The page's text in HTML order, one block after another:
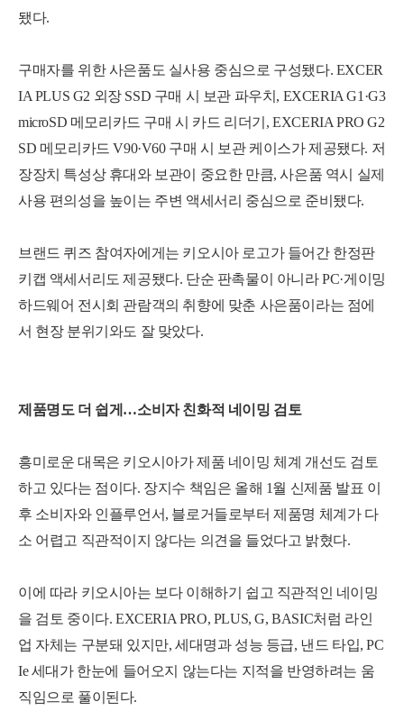
됐다.
구매자를 위한 사은품도 실사용 중심으로 구성됐다. EXCER
IA PLUS G2 외장 SSD 구매 시 보관 파우치, EXCERIA G1·G3
microSD 메모리카드 구매 시 카드 리더기, EXCERIA PRO G2
SD 메모리카드 V90·V60 구매 시 보관 케이스가 제공됐다. 저
장장치 특성상 휴대와 보관이 중요한 만큼, 사은품 역시 실제
사용 편의성을 높이는 주변 액세서리 중심으로 준비됐다.
브랜드 퀴즈 참여자에게는 키오시아 로고가 들어간 한정판
키캡 액세서리도 제공됐다. 단순 판촉물이 아니라 PC·게이밍
하드웨어 전시회 관람객의 취향에 맞춘 사은품이라는 점에
서 현장 분위기와도 잘 맞았다.
제품명도 더 쉽게…소비자 친화적 네이밍 검토
흥미로운 대목은 키오시아가 제품 네이밍 체계 개선도 검토
하고 있다는 점이다. 장지수 책임은 올해 1월 신제품 발표 이
후 소비자와 인플루언서, 블로거들로부터 제품명 체계가 다
소 어렵고 직관적이지 않다는 의견을 들었다고 밝혔다.
이에 따라 키오시아는 보다 이해하기 쉽고 직관적인 네이밍
을 검토 중이다. EXCERIA PRO, PLUS, G, BASIC처럼 라인
업 자체는 구분돼 있지만, 세대명과 성능 등급, 낸드 타입, PC
Ie 세대가 한눈에 들어오지 않는다는 지적을 반영하려는 움
직임으로 풀이된다.